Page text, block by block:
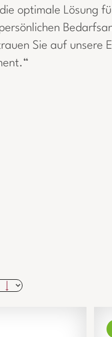
optimale Lösung
Sie auf unsere